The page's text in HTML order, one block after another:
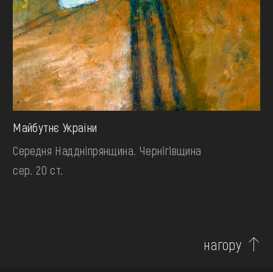
Майбутнє України
Середня Наддніпрянщина. Чернігівщина
сер. 20 ст.
нагору